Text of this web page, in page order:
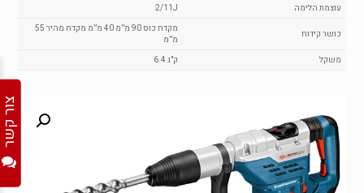
2/11J
עוצמת הלימה
מקדח כוס 90 מ”מ 40 מ”מ מקדח מהיר 55
מ”מ
כושר קידוח
6.4 ק"ג משקל